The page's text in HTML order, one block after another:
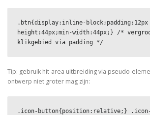
.btn{display:inline-block;padding:12px
height:44px;min-width:44px;} /*
klikgebied via padding */
Tip: gebruik hit-area uitbreiding via pseudo-
ontwerp niet groter mag zijn:
.icon-button{position:relative;}